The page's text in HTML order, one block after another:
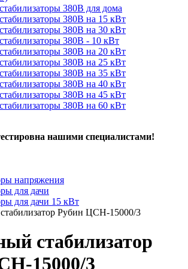
380В для дома
380В на 15 кВт
380В на 30 кВт
380В - 10 кВт
380В на 20 кВт
380В на 25 кВт
380В на 35 кВт
380В на 40 кВт
380В на 45 кВт
380В на 60 кВт
нашими специалистами!
напряжения
для дачи
для дачи 15 кВт
Рубин ЦСН-15000/3
стабилизатор
15000/3